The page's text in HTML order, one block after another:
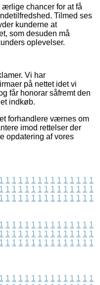
chancer for at få
Tilmed ses
kunderne at
som desuden må
oplevelser.
Vi har
på nettet idet vi
får honorar såfremt den
indkøb.
forhandlere værnes om
imod rettelser der
opdatering af vores
1 1 1 1 1 1 1 1 1 1 1 1 1 1 1
1 1 1 1 1 1 1 1 1 1 1 1 1 1 1
1 1 1 1 1 1 1 1 1 1 1 1 1 1 1
1 1 1 1 1 1 1 1 1 1 1 1 1 1 1
1 1 1 1 1 1 1 1 1 1 1 1 1 1 1
1 1 1 1 1 1 1 1 1 1 1 1 1 1 1
1 1 1 1 1 1 1 1 1 1 1 1 1 1 1